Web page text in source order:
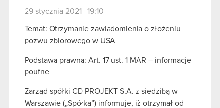
29 stycznia 2021 19:10
Temat: Otrzymanie zawiadomienia o złożeniu
pozwu zbiorowego w USA
Podstawa prawna: Art. 17 ust. 1 MAR – informacje
poufne
Zarząd spółki CD PROJEKT S.A. z siedzibą w
Warszawie („Spółka”) informuje, iż otrzymał od